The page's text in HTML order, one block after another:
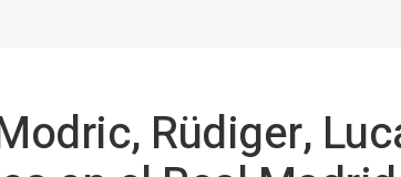
Rüdiger,